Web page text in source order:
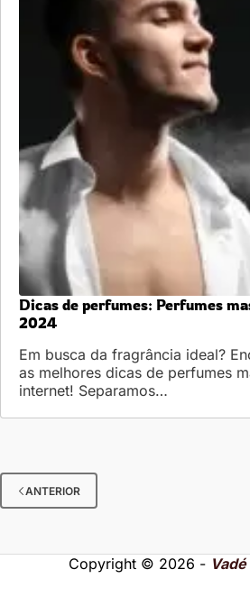
Dicas de perfumes: Perfumes
2024
Em busca da fragrância ideal?
as melhores dicas de perfumes
internet! Separamos…
ANTERIOR
Copyright © 2026 -